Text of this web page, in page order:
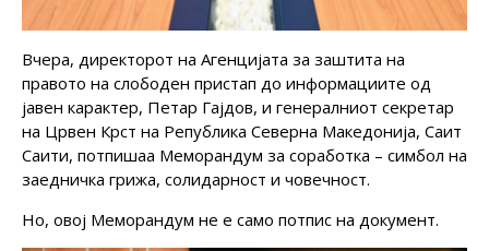
Вчера, директорот на Агенцијата за заштита на
правото на слободен пристап до информациите од
јавен карактер, Петар Гајдов, и генералниот секретар
на Црвен Крст на Република Северна Македонија, Саит
Саити, потпишаа Меморандум за соработка – симбол на
заедничка грижа, солидарност и човечност.
Но, овој Меморандум не е само потпис на документ.